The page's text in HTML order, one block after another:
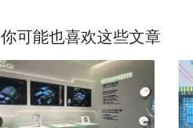
你可能也喜欢这些文章